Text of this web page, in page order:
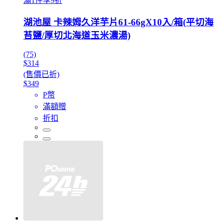
湖池屋 卡辣姆久洋芋片61-66gX10入/箱(平切海
苔鹽/厚切北海道玉米濃湯)
(75)
$314
(售價已折)
$349
P幣
滿額贈
折扣